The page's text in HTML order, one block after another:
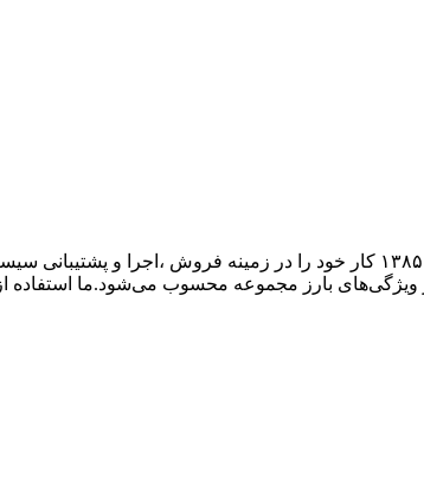
گروه فنی مهندسی ارتباط ساز، نمایندگی تجهیزات ارتباطی پاناسونیک از سال
ویژگی‌های بارز مجموعه محسوب می‌شود.ما استفاده